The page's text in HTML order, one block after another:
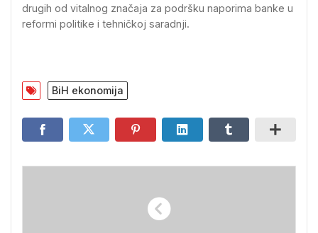
drugih od vitalnog značaja za podršku naporima banke u
reformi politike i tehničkoj saradnji.
BiH ekonomija